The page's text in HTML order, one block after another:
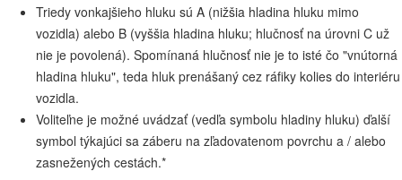
Triedy vonkajšieho hluku sú A (nižšia hladina hluku mimo
vozidla) alebo B (vyššia hladina hluku; hlučnosť na úrovni C už
nie je povolená). Spomínaná hlučnosť nie je to isté čo "vnútorná
hladina hluku", teda hluk prenášaný cez ráfiky kolies do interiéru
vozidla.
Voliteľne je možné uvádzať (vedľa symbolu hladiny hluku) ďalší
symbol týkajúci sa záberu na zľadovatenom povrchu a / alebo
zasnežených cestách.*